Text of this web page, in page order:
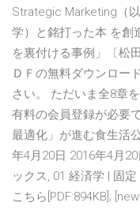
Strategic Marketing（
学）と銘打った本 を創
を裏付ける事例」〔松
ＤＦの無料ダウンロー
さい。 ただいま全8章
有料の会員登録が必要
最適化」が進む食生活
年4月20日 2016年4月
ックス, 01 経済学 | 固
こちら[PDF:894KB];